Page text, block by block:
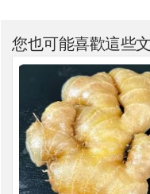
您也可能喜歡這些